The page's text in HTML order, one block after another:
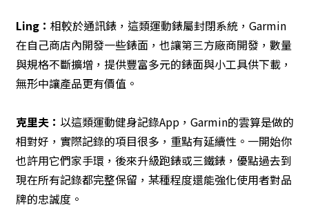
Ling： 相較於通訊錶，這類運動錶屬封閉系統，Garmin
在自己商店內開發一些錶面，也讓第三方廠商開發，數量
與規格不斷擴增，提供豐富多元的錶面與小工具供下載，
無形中讓產品更有價值。
克里夫： 以這類運動健身記錄App，Garmin的雲算是做的
相對好，實際記錄的項目很多，重點有延續性。一開始你
也許用它們家手環，後來升級跑錶或三鐵錶，優點過去到
現在所有記錄都完整保留，某種程度還能強化使用者對品
牌的忠誠度。